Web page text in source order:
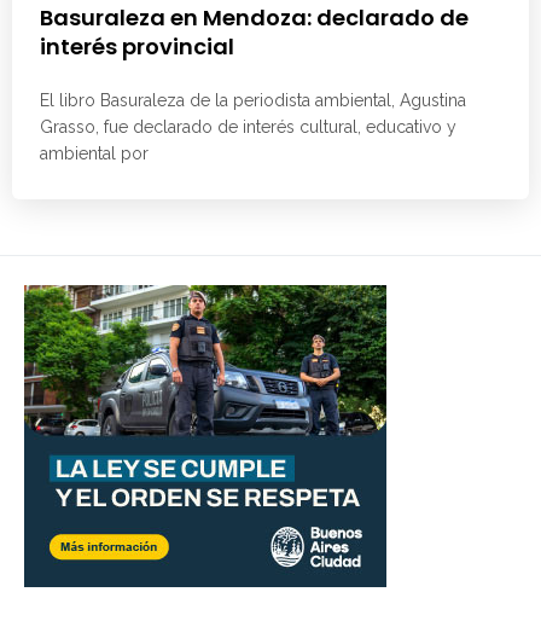
Basuraleza en Mendoza: declarado de
interés provincial
El libro Basuraleza de la periodista ambiental, Agustina
Grasso, fue declarado de interés cultural, educativo y
ambiental por